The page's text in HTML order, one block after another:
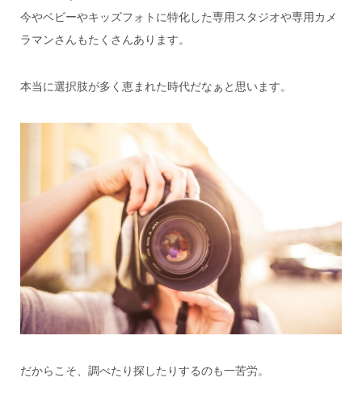
今やベビーやキッズフォトに特化した専用スタジオや専用カメ
ラマンさんもたくさんあります。
本当に選択肢が多く恵まれた時代だなぁと思います。
だからこそ、調べたり探したりするのも一苦労。